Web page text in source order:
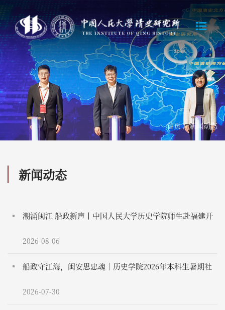
首页/新闻动态
新闻动态
潮涌闽江 船政新声丨中国人民大学历史学院师生赴福建开
展“船政·闽安”社会实践
2026-08-06
船政守江海，闽安思忠魂｜历史学院2026年本科生暑期社
会实践在福州启动
2026-07-30